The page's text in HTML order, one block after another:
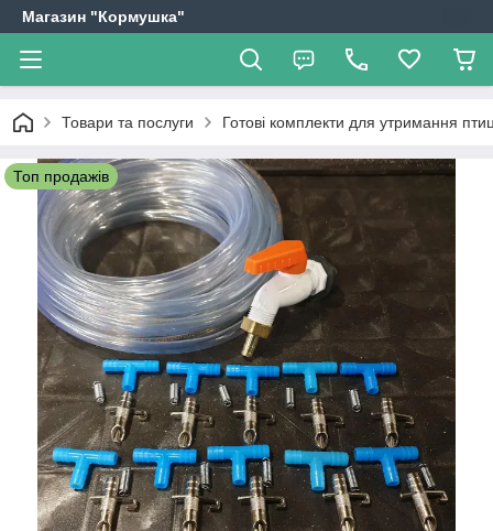
Магазин "Кормушка"
Товари та послуги Готові комплекти для утримання
Топ продажів